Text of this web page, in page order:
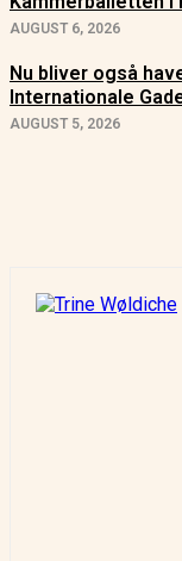
AUGUST 6, 2026
Nu bliver også
Internationale
AUGUST 5, 2026